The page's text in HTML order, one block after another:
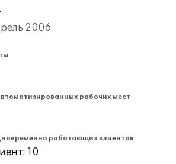
2006
рабочих мест
работающих клиентов
10